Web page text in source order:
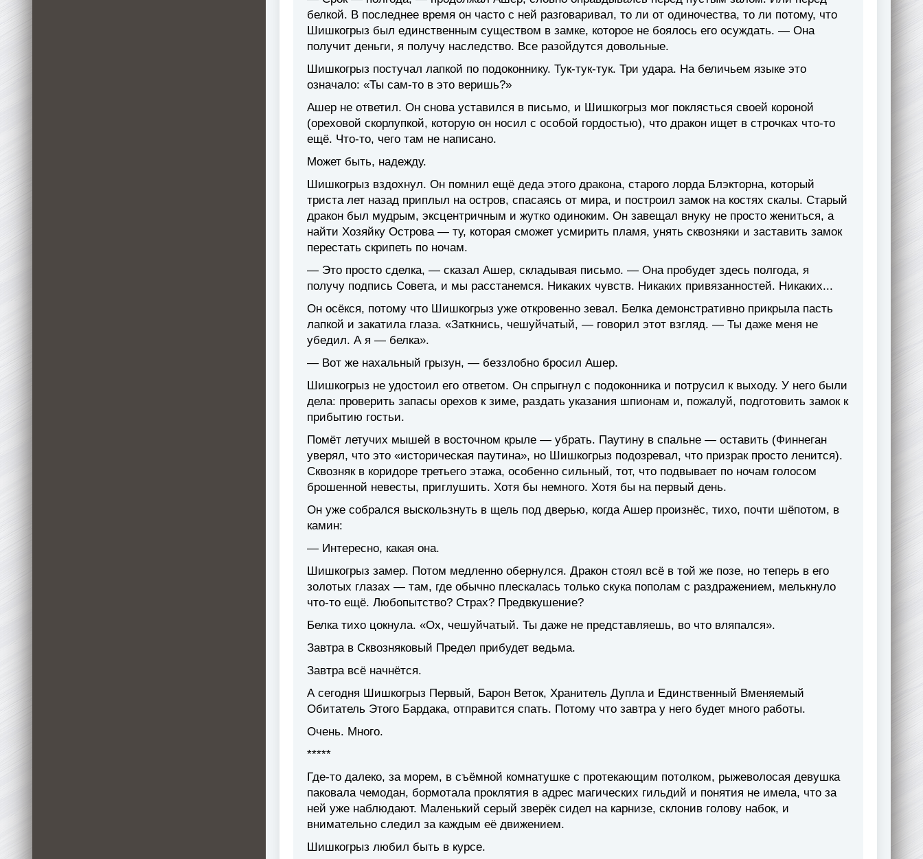
белкой. В последнее время он часто с ней разговаривал, то ли от одиночества, то ли потому, что
Шишкогрыз был единственным существом в замке, которое не боялось его осуждать. — Она
получит деньги, я получу наследство. Все разойдутся довольные.
Шишкогрыз постучал лапкой по подоконнику. Тук-тук-тук. Три удара. На беличьем языке это
означало: «Ты сам-то в это веришь?»
Ашер не ответил. Он снова уставился в письмо, и Шишкогрыз мог поклясться своей короной
(ореховой скорлупкой, которую он носил с особой гордостью), что дракон ищет в строчках что-то
ещё. Что-то, чего там не написано.
Может быть, надежду.
Шишкогрыз вздохнул. Он помнил ещё деда этого дракона, старого лорда Блэкторна, который
триста лет назад приплыл на остров, спасаясь от мира, и построил замок на костях скалы. Старый
дракон был мудрым, эксцентричным и жутко одиноким. Он завещал внуку не просто жениться, а
найти Хозяйку Острова — ту, которая сможет усмирить пламя, унять сквозняки и заставить замок
перестать скрипеть по ночам.
— Это просто сделка, — сказал Ашер, складывая письмо. — Она пробудет здесь полгода, я
получу подпись Совета, и мы расстанемся. Никаких чувств. Никаких привязанностей. Никаких...
Он осёкся, потому что Шишкогрыз уже откровенно зевал. Белка демонстративно прикрыла пасть
лапкой и закатила глаза. «Заткнись, чешуйчатый, — говорил этот взгляд. — Ты даже меня не
убедил. А я — белка».
— Вот же нахальный грызун, — беззлобно бросил Ашер.
Шишкогрыз не удостоил его ответом. Он спрыгнул с подоконника и потрусил к выходу. У него были
дела: проверить запасы орехов к зиме, раздать указания шпионам и, пожалуй, подготовить замок к
прибытию гостьи.
Помёт летучих мышей в восточном крыле — убрать. Паутину в спальне — оставить (Финнеган
уверял, что это «историческая паутина», но Шишкогрыз подозревал, что призрак просто ленится).
Сквозняк в коридоре третьего этажа, особенно сильный, тот, что подвывает по ночам голосом
брошенной невесты, приглушить. Хотя бы немного. Хотя бы на первый день.
Он уже собрался выскользнуть в щель под дверью, когда Ашер произнёс, тихо, почти шёпотом, в
камин:
— Интересно, какая она.
Шишкогрыз замер. Потом медленно обернулся. Дракон стоял всё в той же позе, но теперь в его
золотых глазах — там, где обычно плескалась только скука пополам с раздражением, мелькнуло
что-то ещё. Любопытство? Страх? Предвкушение?
Белка тихо цокнула. «Ох, чешуйчатый. Ты даже не представляешь, во что вляпался».
Завтра в Сквозняковый Предел прибудет ведьма.
Завтра всё начнётся.
А сегодня Шишкогрыз Первый, Барон Веток, Хранитель Дупла и Единственный Вменяемый
Обитатель Этого Бардака, отправится спать. Потому что завтра у него будет много работы.
Очень. Много.
*****
Где-то далеко, за морем, в съёмной комнатушке с протекающим потолком, рыжеволосая девушка
паковала чемодан, бормотала проклятия в адрес магических гильдий и понятия не имела, что за
ней уже наблюдают. Маленький серый зверёк сидел на карнизе, склонив голову набок, и
внимательно следил за каждым её движением.
Шишкогрыз любил быть в курсе.